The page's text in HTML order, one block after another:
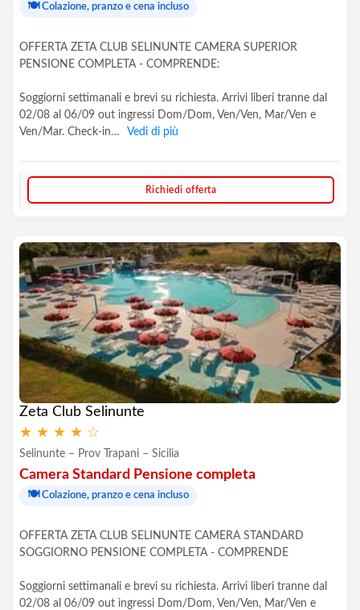
🍽️ Colazione, pranzo e cena incluso
OFFERTA ZETA CLUB SELINUNTE CAMERA SUPERIOR
PENSIONE COMPLETA - COMPRENDE:
Soggiorni settimanali e brevi su richiesta. Arrivi liberi tranne dal
02/08 al 06/09 out ingressi Dom/Dom, Ven/Ven, Mar/Ven e
Ven/Mar. Check-in…
Vedi di più
Richiedi offerta
Zeta Club Selinunte
★ ★ ★ ★ ☆
Selinunte – Prov Trapani – Sicilia
Camera Standard Pensione completa
🍽️ Colazione, pranzo e cena incluso
OFFERTA ZETA CLUB SELINUNTE CAMERA STANDARD
SOGGIORNO PENSIONE COMPLETA - COMPRENDE
Soggiorni settimanali e brevi su richiesta. Arrivi liberi tranne dal
02/08 al 06/09 out ingressi Dom/Dom, Ven/Ven, Mar/Ven e